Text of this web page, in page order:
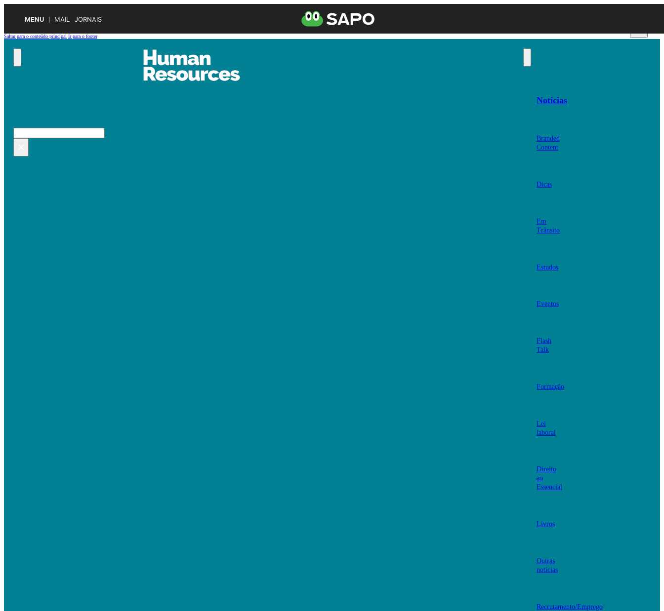
MENU MAIL JORNAIS
Saltar para o conteúdo principal Ir para o footer
Pesquisar
Notícias
Branded
Content
Dicas
Em
Trânsito
Estudos
Eventos
Flash
Talk
Formação
Lei
laboral
Direito
ao
Essencial
Livros
Outras
notícias
Recrutamento/Emprego